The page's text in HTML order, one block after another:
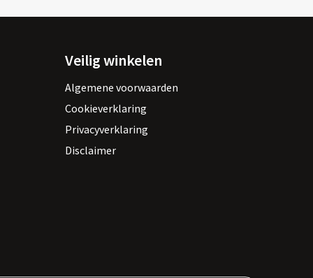
Veilig winkelen
Algemene voorwaarden
Cookieverklaring
Privacyverklaring
Disclaimer